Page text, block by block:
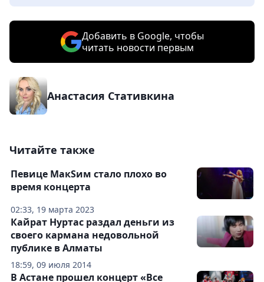
Добавить в Google, чтобы
читать новости первым
Анастасия Стативкина
Читайте также
02:33, 19 марта 2023
Певице МакSим стало плохо во
время концерта
18:59, 09 июля 2014
Кайрат Нуртас раздал деньги из
своего кармана недовольной
публике в Алматы
В Астане прошел концерт «Все